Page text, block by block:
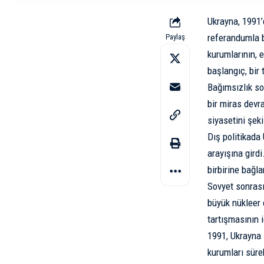
Paylaş
Ukrayna,
referandumla
kurumlarının,
başlangıç, bir
Bağımsızlık
bir miras
siyasetini
Dış
arayışına
birbirine
Sovyet
büyük
1991,
kurumları